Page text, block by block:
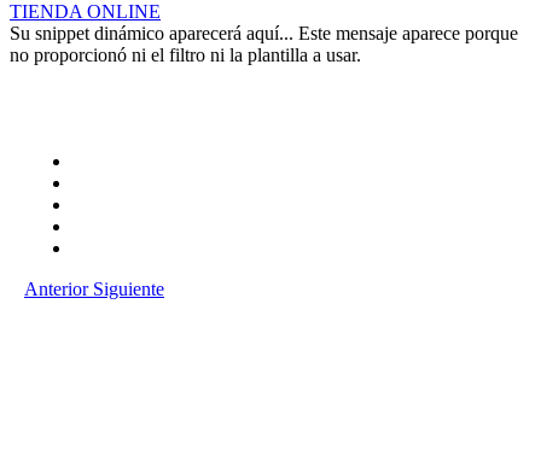
TIENDA ONLINE
Su snippet dinámico aparecerá aquí... Este mensaje aparece porque
no proporcionó ni el filtro ni la plantilla a usar.
Anterior Siguiente